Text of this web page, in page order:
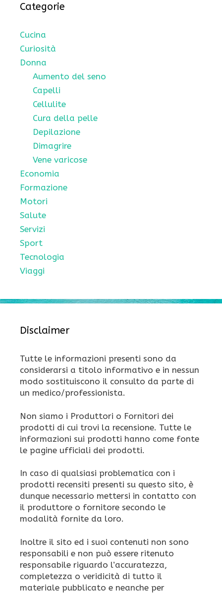
Categorie
Cucina
Curiosità
Donna
Aumento del seno
Capelli
Cellulite
Cura della pelle
Depilazione
Dimagrire
Vene varicose
Economia
Formazione
Motori
Salute
Servizi
Sport
Tecnologia
Viaggi
Disclaimer
Tutte le informazioni presenti sono da
considerarsi a titolo informativo e in nessun
modo sostituiscono il consulto da parte di
un medico/professionista.
Non siamo i Produttori o Fornitori dei
prodotti di cui trovi la recensione. Tutte le
informazioni sui prodotti hanno come fonte
le pagine ufficiali dei prodotti.
In caso di qualsiasi problematica con i
prodotti recensiti presenti su questo sito, è
dunque necessario mettersi in contatto con
il produttore o fornitore secondo le
modalità fornite da loro.
Inoltre il sito ed i suoi contenuti non sono
responsabili e non può essere ritenuto
responsabile riguardo l’accuratezza,
completezza o veridicità di tutto il
materiale pubblicato e neanche per